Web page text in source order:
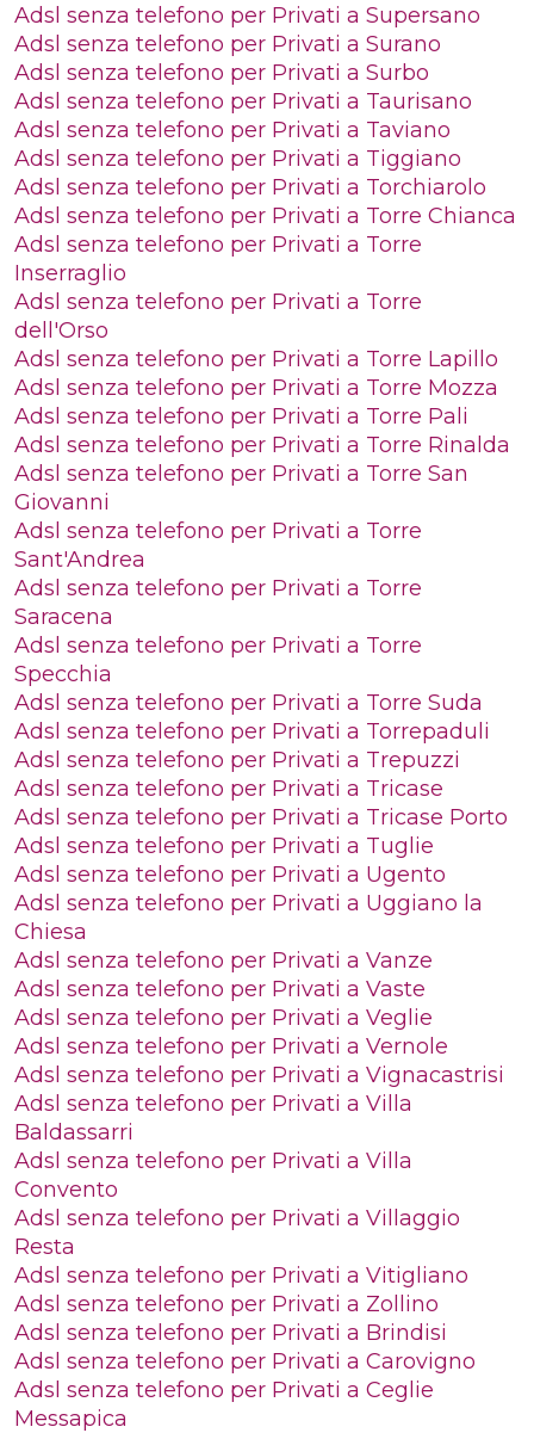
Adsl senza telefono per Privati a Supersano
Adsl senza telefono per Privati a Surano
Adsl senza telefono per Privati a Surbo
Adsl senza telefono per Privati a Taurisano
Adsl senza telefono per Privati a Taviano
Adsl senza telefono per Privati a Tiggiano
Adsl senza telefono per Privati a Torchiarolo
Adsl senza telefono per Privati a Torre Chianca
Adsl senza telefono per Privati a Torre
Inserraglio
Adsl senza telefono per Privati a Torre
dell'Orso
Adsl senza telefono per Privati a Torre Lapillo
Adsl senza telefono per Privati a Torre Mozza
Adsl senza telefono per Privati a Torre Pali
Adsl senza telefono per Privati a Torre Rinalda
Adsl senza telefono per Privati a Torre San
Giovanni
Adsl senza telefono per Privati a Torre
Sant'Andrea
Adsl senza telefono per Privati a Torre
Saracena
Adsl senza telefono per Privati a Torre
Specchia
Adsl senza telefono per Privati a Torre Suda
Adsl senza telefono per Privati a Torrepaduli
Adsl senza telefono per Privati a Trepuzzi
Adsl senza telefono per Privati a Tricase
Adsl senza telefono per Privati a Tricase Porto
Adsl senza telefono per Privati a Tuglie
Adsl senza telefono per Privati a Ugento
Adsl senza telefono per Privati a Uggiano la
Chiesa
Adsl senza telefono per Privati a Vanze
Adsl senza telefono per Privati a Vaste
Adsl senza telefono per Privati a Veglie
Adsl senza telefono per Privati a Vernole
Adsl senza telefono per Privati a Vignacastrisi
Adsl senza telefono per Privati a Villa
Baldassarri
Adsl senza telefono per Privati a Villa
Convento
Adsl senza telefono per Privati a Villaggio
Resta
Adsl senza telefono per Privati a Vitigliano
Adsl senza telefono per Privati a Zollino
Adsl senza telefono per Privati a Brindisi
Adsl senza telefono per Privati a Carovigno
Adsl senza telefono per Privati a Ceglie
Messapica